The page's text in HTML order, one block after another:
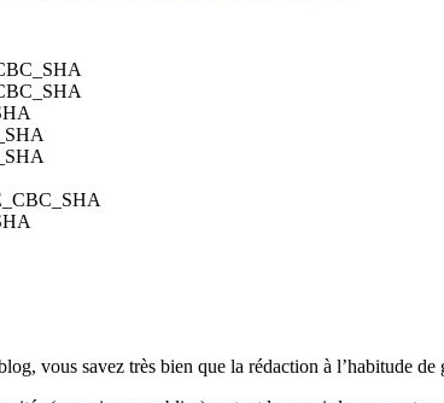
vous savez très bien que la rédaction à l’habitude